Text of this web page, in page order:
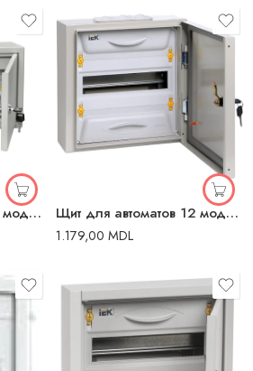
Щит для автоматов 12 модуля IP31 ИEK Щит для автоматов 12 модуля ИП54 метал ИEK
1.179,00 MDL